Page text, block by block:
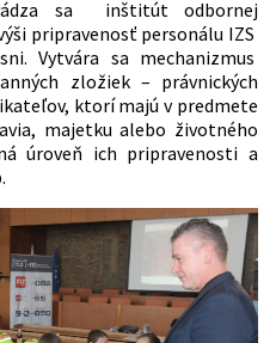
sa inštitút odbornej
pripravenosť personálu IZS
Vytvára sa mechanizmus
zložiek – právnických
ktorí majú v predmete
majetku alebo životného
úroveň ich pripravenosti a